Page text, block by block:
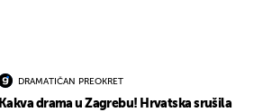
DRAMATIČAN PREOKRET
Kakva drama u Zagrebu! Hrvatska srušila